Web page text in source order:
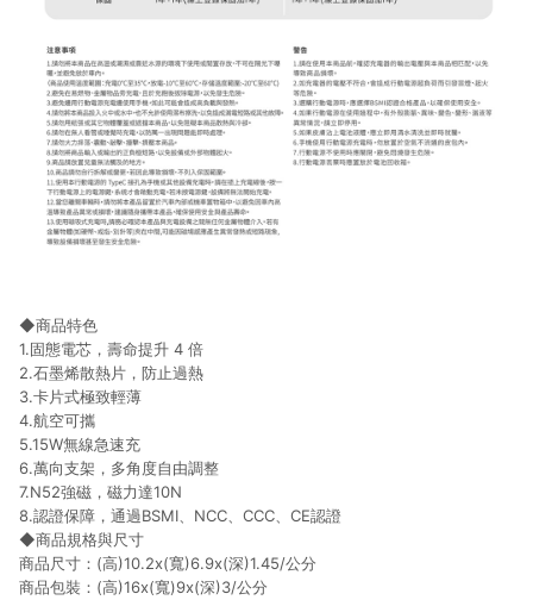
◆商品特色
1.固態電芯，壽命提升 4 倍
2.石墨烯散熱片，防止過熱
3.卡片式極致輕薄
4.航空可攜
5.15W無線急速充
6.萬向支架，多角度自由調整
7.N52強磁，磁力達10N
8.認證保障，通過BSMI、NCC、CCC、CE認證
◆商品規格與尺寸
商品尺寸：(高)10.2x(寬)6.9x(深)1.45/公分
商品包裝：(高)16x(寬)9x(深)3/公分